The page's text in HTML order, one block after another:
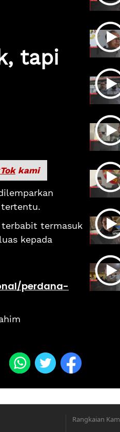
tapi
kami
tertentu.
terbabit termasuk
kepada
perdana-
Rangkaian